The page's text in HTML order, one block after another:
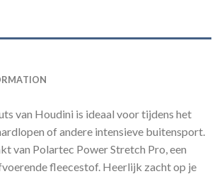
van Houdini is ideaal voor tijdens het
of andere intensieve buitensport.
van Polartec Power Stretch Pro, een
fleecestof. Heerlijk zacht op je